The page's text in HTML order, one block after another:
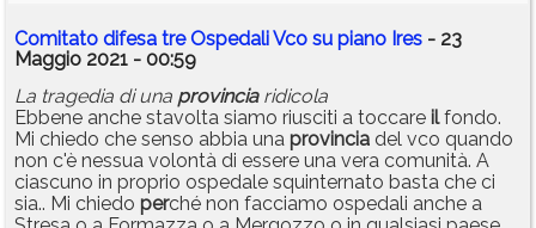
Comitato difesa tre Ospedali Vco su piano Ires - 23
Maggio 2021 - 00:59
La tragedia di una provinciaridicola
Ebbene anche stavolta siamo riusciti a toccare ilfondo.
Mi chiedo che senso abbia una provincia del vco quando
non c'è nessua volontà di essere una vera comunità. A
ciascuno in proprio ospedale squinternato basta che ci
sia.. Mi chiedo perché non facciamo ospedali anche a